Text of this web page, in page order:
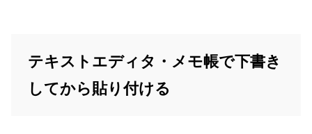
テキストエディタ・メモ帳で下書き
してから貼り付ける